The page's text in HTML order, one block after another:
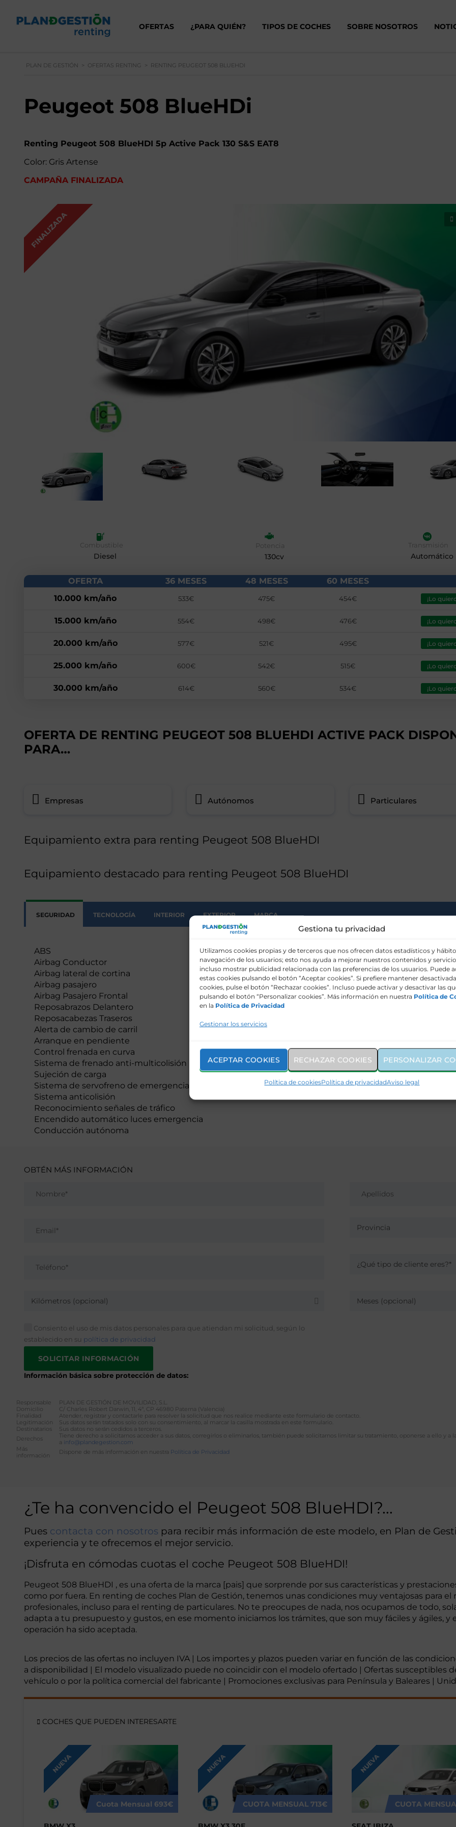
Gestiona tu privacidad
Utilizamos cookies propias y de terceros que nos ofrecen datos estadísticos y
navegación de los usuarios; esto nos ayuda a mejorar nuestros contenidos y
incluso mostrar publicidad relacionada con las preferencias de los usuarios. Puede
estas cookies pulsando el botón “Aceptar cookies”. Si prefiere mantener
cookies, pulse el botón “Rechazar cookies”. Incluso puede activar y desactivar las
pulsando el botón “Personalizar cookies”. Más información en nuestra Política de
en la Política de Privacidad
Gestionar los servicios
ACEPTAR COOKIES RECHAZAR COOKIES PERSONALIZAR
Política de cookiesPolítica de privacidadAviso legal
OFERTAS ¿PARA QUIÉN? TIPOS DE COCHES SOBRE NOSOTROS
PLAN DE GESTIÓN > OFERTAS RENTING > RENTING PEUGEOT 508 BLUEHDI
Peugeot 508 BlueHDi
Renting Peugeot 508 BlueHDI 5p Active Pack 130 S&S EAT8
Color: Gris Artense
CAMPAÑA FINALIZADA
FINALIZADA
Combustible
Diesel
Potencia
130cv
Transmisión
Automático
OFERTA 36 MESES 48 MESES
60 MESES
10.000 km/año
533€ 475€ 454€ ¡Lo
15.000 km/año 554€ 498€ 476€ ¡Lo
20.000 km/año 577€ 521€ 495€ ¡Lo
25.000 km/año 600€ 542€ 515€ ¡Lo
30.000 km/año 614€ 560€ 534€ ¡Lo
OFERTA DE RENTING PEUGEOT 508 BLUEHDI ACTIVE PACK
PARA…
Empresas Autónomos Particulares
Equipamiento extra para renting Peugeot 508 BlueHDI
Equipamiento destacado para renting Peugeot 508 BlueHDI
SEGURIDAD TECNOLOGÍA INTERIOR EXTERIOR MARCA
ABS
Airbag Conductor
Airbag lateral de cortina
Airbag pasajero
Airbag Pasajero Frontal
Reposabrazos Delantero
Reposacabezas Traseros
Alerta de cambio de carril
Arranque en pendiente
Control frenada en curva
Sistema de frenado anti-multicolisión
Sujeción de carga
Sistema de servofreno de emergencia
Sistema anticolisión
Reconocimiento señales de tráfico
Encendido automático luces emergencia
Conducción autónoma
OBTÉN MÁS INFORMACIÓN
Provincia
¿Qué tipo de cliente eres?*
Kilómetros (opcional) Meses (opcional)
Consiento el uso de mis datos personales para que atiendan mi solicitud, según lo
establecido en su política de privacidad
Información básica sobre protección de datos:
Responsable
PLAN DE GESTIÓN DE MOVILIDAD, S.L.
Domicilio
C/ Charles Robert Darwin, 11, 4ª, CP 46980 Paterna (Valencia)
Finalidad
Atender, registrar y contactarle para resolver la solicitud que nos realice mediante este formulario de contacto.
Legitimación
Sus datos serán tratados solo con su consentimiento, al marcar la casilla mostrada en este formulario.
Destinatarios
Sus datos no serán cedidos a terceros.
Derechos
Tiene derecho a solicitarnos acceder a sus datos, corregirlos o eliminarlos, también puede solicitarnos limitar su tratamiento, oponerse a ello y a
a info@plandegestion.com
Más
información
Dispone de más información en nuestra Política de Privacidad
¿Te ha convencido el Peugeot 508 BlueHDI?…
Pues contacta con nosotros para recibir más información de este modelo, en Plan de
experiencia y te ofrecemos el mejor servicio.
¡Disfruta en cómodas cuotas el coche Peugeot 508 BlueHDI!
Peugeot 508 BlueHDI , es una oferta de la marca [pais] que sorprende por sus características y
como por fuera. En renting de coches Plan de Gestión, tenemos unas condiciones muy ventajosas para
profesionales, incluso para el renting de particulares. No te preocupes de nada, nos ocupamos de todo,
adapta a tu presupuesto y gustos, en ese momento iniciamos los trámites, que son muy fáciles y ágiles, y
operación ha sido aceptada.
Los precios de las ofertas no incluyen IVA | Los importes y plazos pueden variar en función de las
a disponibilidad | El modelo visualizado puede no coincidir con el modelo ofertado | Ofertas susceptibles
vehículo o por la política comercial del fabricante | Promociones exclusivas para Península y Baleares |
COCHES QUE PUEDEN INTERESARTE
NUEVA
Cuota Mensual 693€
NUEVA
CUOTA MENSUAL 713€
NUEVA
CUOTA